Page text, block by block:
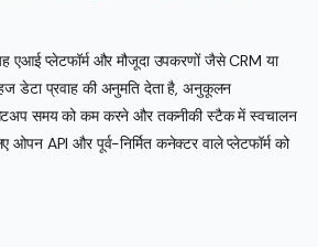
एआई प्लेटफॉर्म और मौजूदा उपकरणों जैसे CRM या
डेटा प्रवाह की अनुमति देता है, अनुकूलन
सेटअप समय को कम करने और तकनीकी स्टैक में स्वचालन
API और पूर्व-निर्मित कनेक्टर वाले प्लेटफॉर्म को